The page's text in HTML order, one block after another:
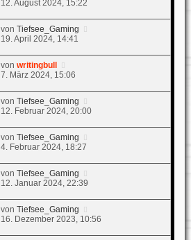
12. August 2024, 15:22
vonTiefsee_Gaming
19. April 2024, 14:41
vonwritingbull
7. März 2024, 15:06
vonTiefsee_Gaming
12. Februar 2024, 20:00
vonTiefsee_Gaming
4. Februar 2024, 18:27
vonTiefsee_Gaming
12. Januar 2024, 22:39
vonTiefsee_Gaming
16. Dezember 2023, 10:56